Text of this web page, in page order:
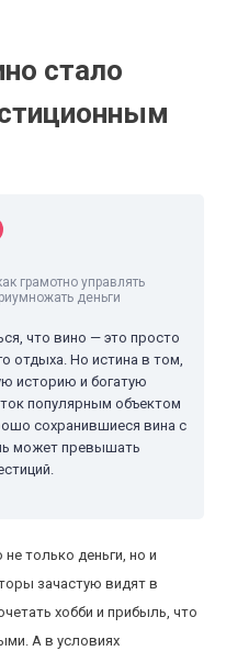
стало
грамотно управлять
деньги
что вино — это просто
отдыха. Но истина в том,
историю и богатую
популярным объектом
сохранившиеся вина с
может превышать
только деньги, но и
зачастую видят в
хобби и прибыль, что
А в условиях